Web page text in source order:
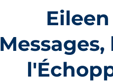
Eileen